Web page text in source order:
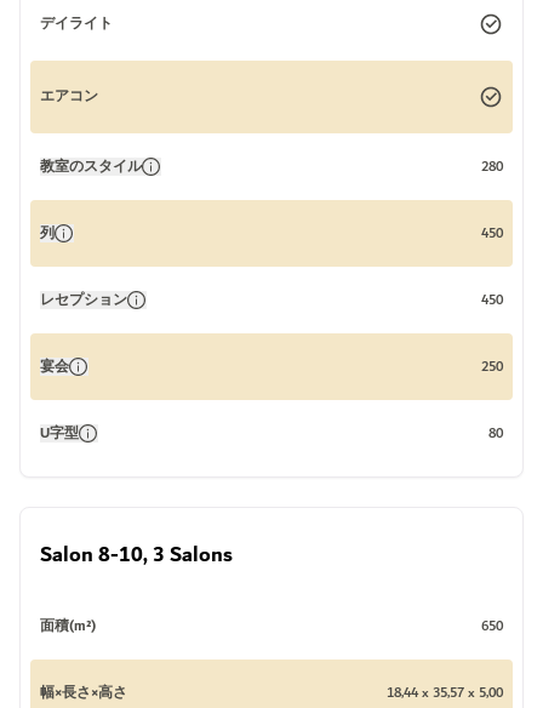
デイライト
エアコン
教室のスタイル 280
列 450
レセプション 450
宴会 250
U字型 80
Salon 8-10, 3 Salons
面積(m²) 650
幅×長さ×高さ 18,44 x 35,57 x 5,00